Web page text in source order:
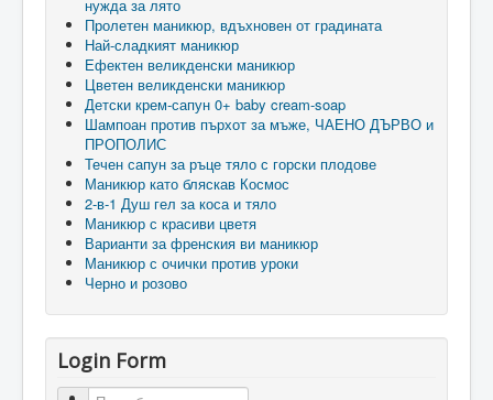
нужда за лято
Пролетен маникюр, вдъхновен от градината
Най-сладкият маникюр
Ефектен великденски маникюр
Цветен великденски маникюр
Детски крем-сапун 0+ baby cream-soap
Шампоан против пърхот за мъже, ЧАЕНО ДЪРВО и
ПРОПОЛИС
Течен сапун за ръце тяло с горски плодове
Маникюр като бляскав Космос
2-в-1 Душ гел за коса и тяло
Маникюр с красиви цветя
Варианти за френския ви маникюр
Маникюр с очички против уроки
Черно и розово
Login Form